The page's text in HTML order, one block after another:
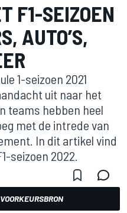
F1-SEIZOEN
AUTO’S,
1-seizoen 2021
uit naar het
teams hebben heel
met de intrede van
In dit artikel vind
seizoen 2022.